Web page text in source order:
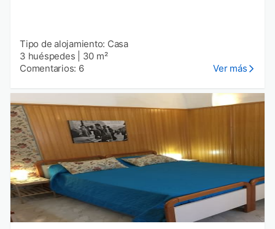
Tipo de alojamiento: Casa
3 huéspedes
30 m²
Comentarios: 6
Ver más